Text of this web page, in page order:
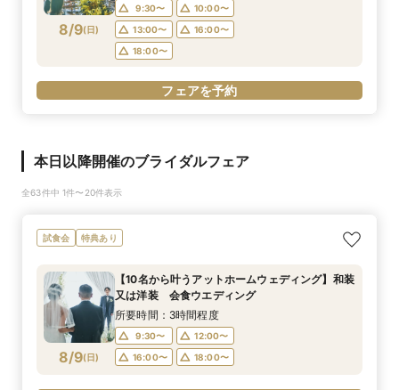
8/9(日)
9:30〜
10:00〜
13:00〜
16:00〜
18:00〜
フェアを予約
本日以降開催のブライダルフェア
全63件中 1件〜20件表示
試食会 特典あり
8/9(日)
【10名から叶うアットホームウェディング】和装
又は洋装 会食ウエディング
所要時間：3時間程度
9:30〜
12:00〜
16:00〜
18:00〜